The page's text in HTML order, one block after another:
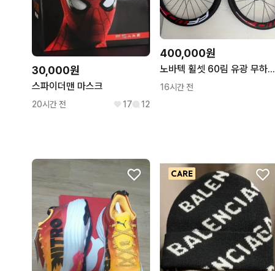
30,000원
스파이더맨 마스크
20시간 전 17 12
400,000원
노바텍 휠셋 60림 유광 무하자급 판매
16시간 전